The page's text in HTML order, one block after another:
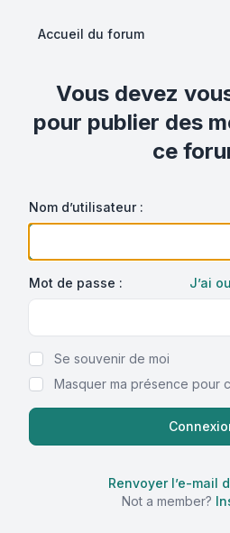
Accueil du forum
Vous devez
pour publier des
ce
Nom d’utilisateur :
Mot de passe : J’ai
Se souvenir de moi
Masquer ma présence pour
Renvoyer l’e-mail
Not a member?